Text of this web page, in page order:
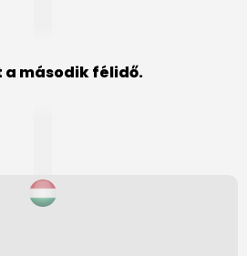
a második félidő.